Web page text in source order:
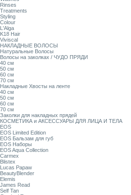
Rinses
Treatments
Styling
Colour
L'Alga
K18 Hair
Viviscal
НАКЛАДНЫЕ ВОЛОСЫ
Натуральные Волосы
Волосы на заколках / ЧУДО ПРЯДИ
40 см
50 см
60 см
70 см
Накладные Хвосты на ленте
40 см
50 см
60 см
70 см
Заколки для накладных прядей
КОСМЕТИКА и АКСЕССУАРЫ ДЛЯ ЛИЦА И ТЕЛА
EOS
EOS Limited Edition
EOS Бальзам для губ
EOS Наборы
EOS Aqua Collection
Carmex
Blistex
Lucas Papaw
BeautyBlender
Elemis
James Read
Self Tan